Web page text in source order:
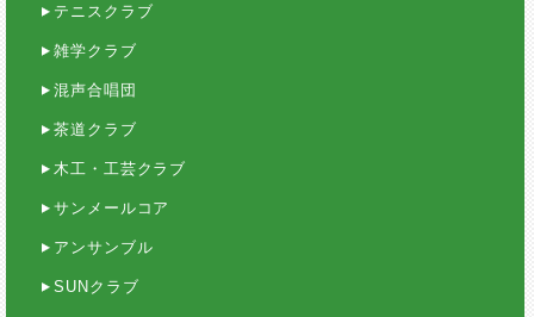
テニスクラブ
雑学クラブ
混声合唱団
茶道クラブ
木工・工芸クラブ
サンメールコア
アンサンブル
SUNクラブ